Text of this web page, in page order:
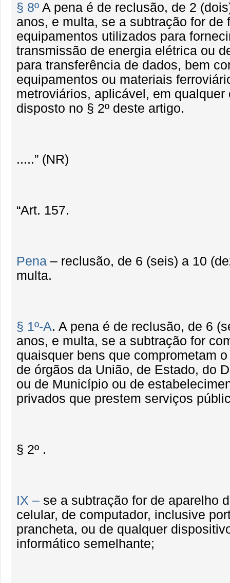
§ 8º A pena é de reclusão, de 2
anos, e multa, se a subtração for de
equipamentos utilizados para
transmissão de energia elétrica ou
para transferência de dados, bem
equipamentos ou materiais
metroviários, aplicável, em qualquer
disposto no § 2º deste artigo.
.....” (NR)
“Art. 157.
Pena – reclusão, de 6 (seis) a 10
multa.
§ 1º-A. A pena é de reclusão, de 6
anos, e multa, se a subtração for
quaisquer bens que comprometam
de órgãos da União, de Estado, do
ou de Município ou de
privados que prestem serviços
§ 2º .
IX – se a subtração for de aparelho
celular, de computador, inclusive
prancheta, ou de qualquer
informático semelhante;